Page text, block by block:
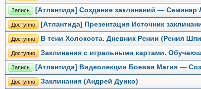
Запись [Атлантида] Создание заклинаний — Семинар
Доступно [Атлантида] Презентация Источник
Доступно В тени Холокоста. Дневник Рении (Рения
Доступно Заклинания с игральными картами.
Запись [Атлантида] Видеолекции Боевая Магия —
Доступно Заклинания (Андрей Дуико)